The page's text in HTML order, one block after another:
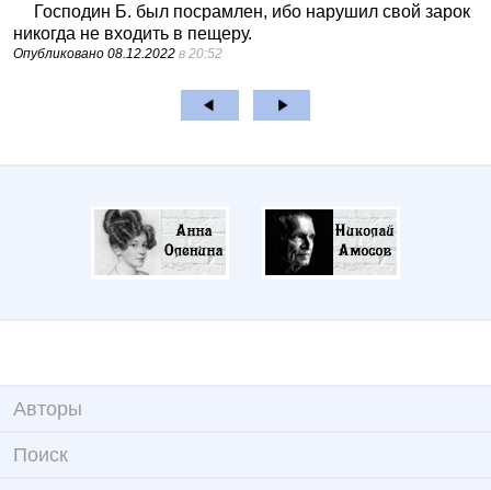
Господин Б. был посрамлен, ибо нарушил свой зарок
никогда не входить в пещеру.
Опубликовано 08.12.2022 в 20:52
Авторы
Поиск